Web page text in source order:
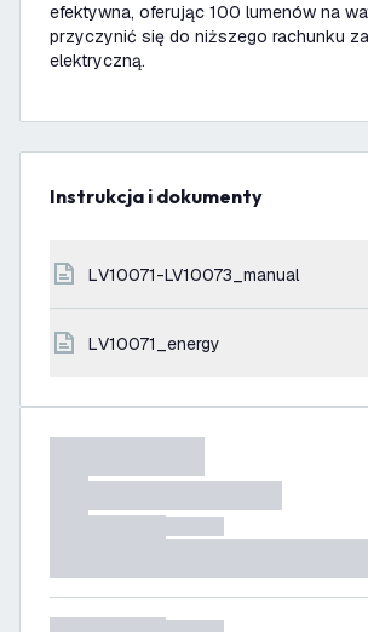
efektywna, oferując 100 lumenów na
przyczynić się do niższego rachunku
elektryczną.
Instrukcja i dokumenty
LV10071-LV10073_manual
LV10071_energy